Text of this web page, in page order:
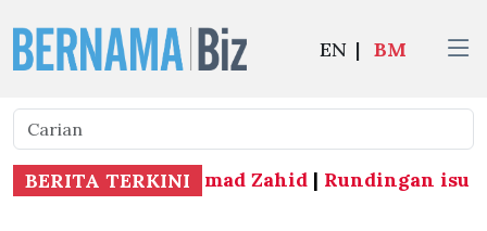
EN | BM
BERITA TERKINI
Sabah - TPM Ahmad Zahid|Rundingan isu